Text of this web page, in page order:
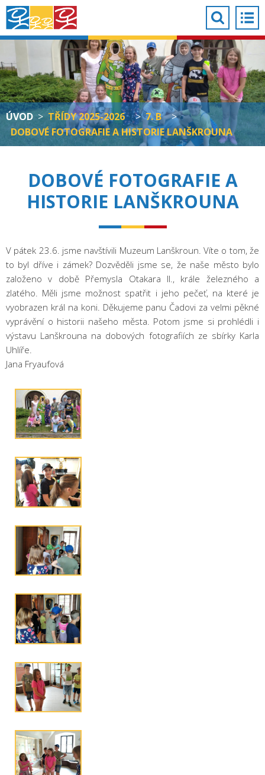
ÚVOD > TŘÍDY 2025-2026 > 7. B
>
DOBOVÉ FOTOGRAFIE A HISTORIE LANŠKROUNA
DOBOVÉ FOTOGRAFIE A
HISTORIE LANŠKROUNA
V pátek 23.6. jsme navštívili Muzeum Lanškroun. Víte o tom, že
to byl dříve i zámek? Dozvěděli jsme se, že naše město bylo
založeno v době Přemysla Otakara II., krále železného a
zlatého. Měli jsme možnost spatřit i jeho pečeť, na které je
vyobrazen král na koni. Děkujeme panu Čadovi za velmi pěkné
vyprávění o historii našeho města. Potom jsme si prohlédli i
výstavu Lanškrouna na dobových fotografiích ze sbírky Karla
Uhlíře.
Jana Fryaufová